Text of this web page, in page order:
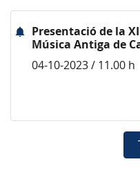
Presentació de la
Música Antiga de
04-10-2023 / 11.00 h